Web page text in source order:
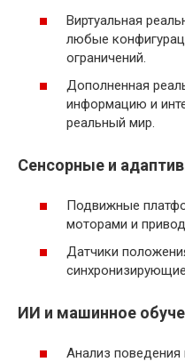
Виртуальная
любые
ограничений.
Дополненная
информацию и
реальный мир.
Сенсорные и
Подвижные
моторами и
Датчики
ИИ и машинное
Анализ